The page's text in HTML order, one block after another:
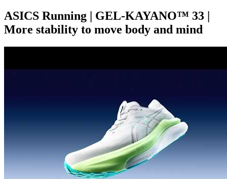
ASICS Running | GEL-KAYANO™ 33 |
More stability to move body and mind